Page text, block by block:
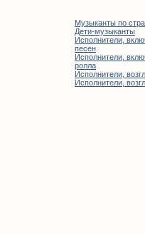
Музыканты по
Дети-музыканты
Исполнители,
песен
Исполнители,
ролла
Исполнители,
Исполнители,